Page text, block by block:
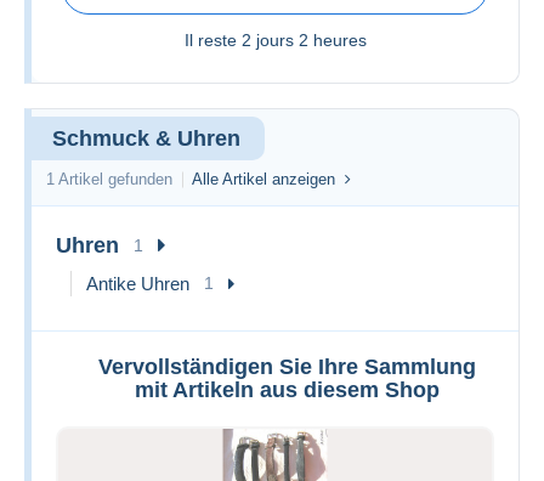
Il reste 2 jours 2 heures
Schmuck & Uhren
1 Artikel gefunden Alle Artikel anzeigen
Uhren 1
Antike Uhren 1
Vervollständigen Sie Ihre Sammlung
mit Artikeln aus diesem Shop